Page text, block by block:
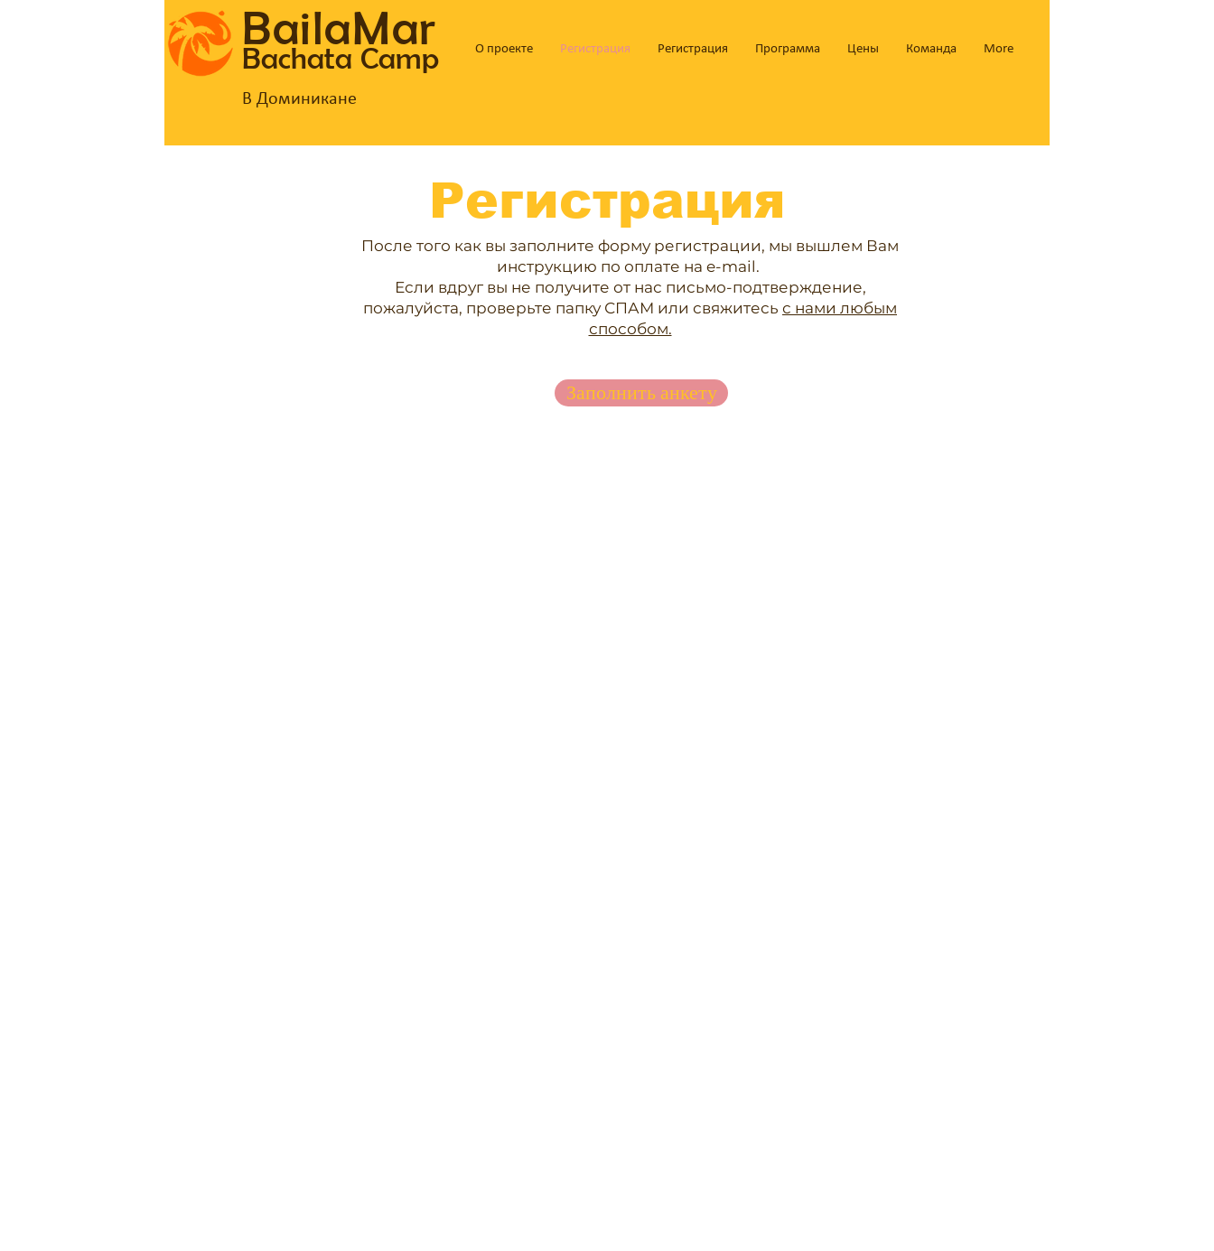
BailaMar
Bachata Camp
В Доминикане
О проекте Регистрация Регистрация Программа Цены Команда More
Регистрация
После того как вы заполните форму регистрации, мы вышлем Вам
инструкцию по оплате на e-mail.
Если вдруг вы не получите от нас письмо-подтверждение,
пожалуйста, проверьте папку СПАМ или свяжитесь с нами любым
способом.
Заполнить анкету